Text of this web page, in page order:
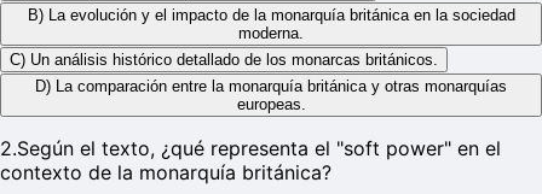
B) La evolución y el impacto de la monarquía británica en la sociedad
moderna.
C) Un análisis histórico detallado de los monarcas británicos.
D) La comparación entre la monarquía británica y otras monarquías
europeas.
2.Según el texto, ¿qué representa el "soft power" en el
contexto de la monarquía británica?